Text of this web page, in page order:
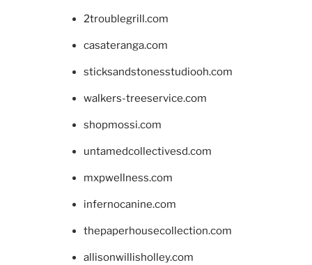
2troublegrill.com
casateranga.com
sticksandstonesstudiooh.com
walkers-treeservice.com
shopmossi.com
untamedcollectivesd.com
mxpwellness.com
infernocanine.com
thepaperhousecollection.com
allisonwillisholley.com